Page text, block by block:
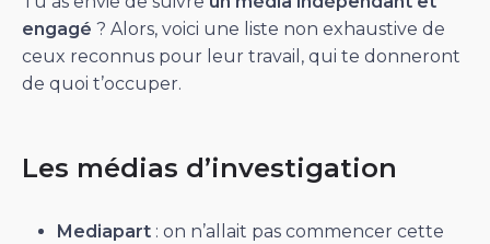
engagé ? Alors, voici une liste non exhaustive de
ceux reconnus pour leur travail, qui te donneront
de quoi t’occuper.
Les médias d’investigation
Mediapart : on n’allait pas commencer cette